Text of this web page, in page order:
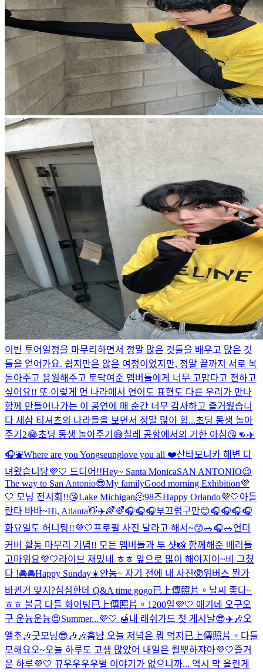
이번 투어일정을 마무리하면서 정말 많은 것들을 배우고 많은 것
들을 얻어가요. 쉽지만은 않은 여정이었지만, 정말 끝까지 서로 복
돋아주고 응원해주고 토닥여준 멤버들에게 너무 고맙다고 전하고
싶어요!! 또 이렇게 먼 나라에서 언어도 표현도 다른 우리가 만나
함께 만들어나가는 이 공연에 매 순간 너무 감사하고 즐거웠습니
다 새삼 티셔츠의 나라들을 보면서 정말 많이 힘...초딩 동생 놀아
주기2😂초딩 동생 놀아주기😅칠레 공항에서의 거한 아침😘👊 ✈️
🎧⛲️Where are you Yongseunglove you all ❤️산타모니카 해변 다
녀왔습니당💜🤍 드디어!!Hey~ Santa MonicaSAN ANTONIO😉
The way to San Antonio😎My familyGood morning Exhibition💜
🤍 모닝 전시회!!😘Lake Michigan🫠98즈Happy Orlando💜🤍아틀
란타 바바~Hi, Atlanta👋✈️🌈🌈🎧🎧🎧부끄럽구만😊🎧🎧🎧🎧
화요일도 허니팅!!💜🤍프로필 사진 달라고 해서~😙🥗🎧🥗언더
커버 활동 마무리 기념!! 모든 멤버들과 투 샷📸 함께해준 베러들
고마워요💜🤍라이브 재밌네 ㅎㅎ 앞으로 많이 해야지이~비 그쳤
다 !🚘🚘Happy Sunday☀️안농~ 자기 전에 내 사진🥸위버스 뭔가
바뀐거 맞지?심심한데 Q&A time gogo已上傳照片。 날씨 좋다~
ㅎㅎ 불금 다들 화이팅已上傳照片。 1200일💜🤍 애기네 오구오
구 운늉운늉😍Summer...💜🤍 🍯내 래쉬가드 첫 게시날😎✈️🎶오
앨추🎶굿모닝😎 🎶🎶흠냠 오늘 저녁은 뭐 먹지 已上傳照片。 다들
모해요오~오늘 하루도 고생 많았어 내일은 월뿌하쟈아💜🤍즐거
운 하루💜🤍 뀨우우우우별 이야기가 없으니까... 역시 막 올린게